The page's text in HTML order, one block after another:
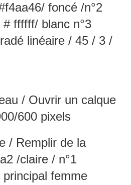
foncé /n°2
ffffff/ blanc n°3
linéaire / 45 / 3 /
/ Ouvrir un calque
600 pixels
/ Remplir de la
/claire / n°1
femme